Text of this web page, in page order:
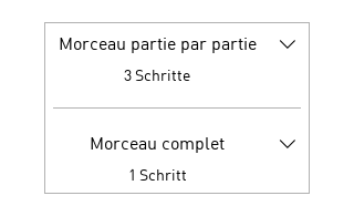
Morceau partie par partie
3 Schritte
Morceau complet
.
1 Schritt